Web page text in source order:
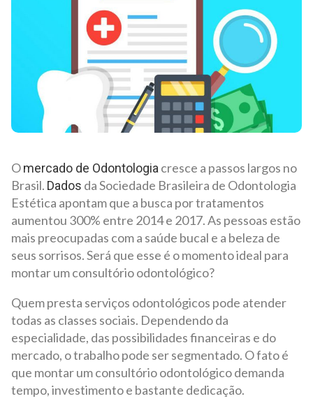
Omercado de Odontologia cresce a passos largos no
Brasil. Dados da Sociedade Brasileira de Odontologia
Estética apontam que a busca por tratamentos
aumentou 300% entre 2014 e 2017. As pessoas estão
mais preocupadas com a saúde bucal e a beleza de
seus sorrisos. Será que esse é o momento ideal para
montar um consultório odontológico?
Quem presta serviços odontológicos pode atender
todas as classes sociais. Dependendo da
especialidade, das possibilidades financeiras e do
mercado, o trabalho pode ser segmentado. O fato é
que montar um consultório odontológico demanda
tempo, investimento e bastante dedicação.